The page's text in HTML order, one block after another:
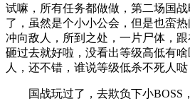
试嘛，所有任务都做做，第二场国
了，虽然是个小小公会，但是也蛮
冲向敌人，所到之处，一片尸体，跟
砸过去就好啦，没看出等级高低有
人，还不错，谁说等级低杀不死人哒
国战玩过了，去欺负下小BOSS